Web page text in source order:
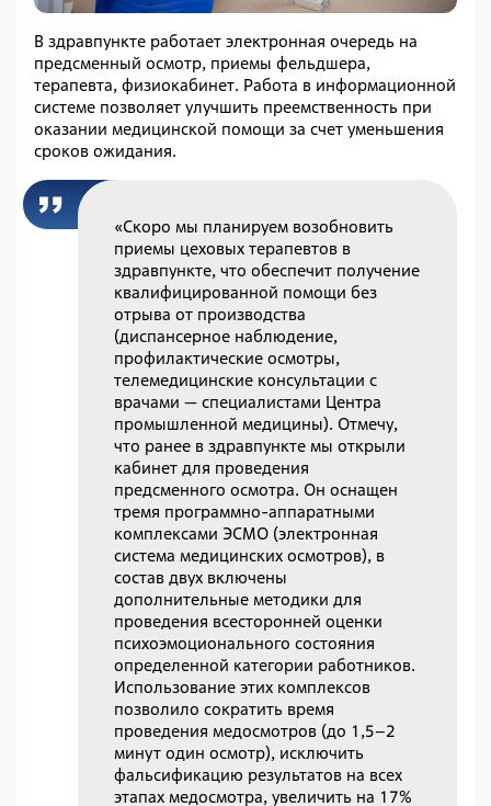
В здравпункте работает электронная очередь на
предсменный осмотр, приемы фельдшера,
терапевта, физиокабинет. Работа в информационной
системе позволяет улучшить преемственность при
оказании медицинской помощи за счет уменьшения
сроков ожидания.
«Скоро мы планируем возобновить
приемы цеховых терапевтов в
здравпункте, что обеспечит получение
квалифицированной помощи без
отрыва от производства
(диспансерное наблюдение,
профилактические осмотры,
телемедицинские консультации с
врачами — специалистами Центра
промышленной медицины). Отмечу,
что ранее в здравпункте мы открыли
кабинет для проведения
предсменного осмотра. Он оснащен
тремя программно-аппаратными
комплексами ЭСМО (электронная
система медицинских осмотров), в
состав двух включены
дополнительные методики для
проведения всесторонней оценки
психоэмоционального состояния
определенной категории работников.
Использование этих комплексов
позволило сократить время
проведения медосмотров (до 1,5–2
минут один осмотр), исключить
фальсификацию результатов на всех
этапах медосмотра, увеличить на 17%